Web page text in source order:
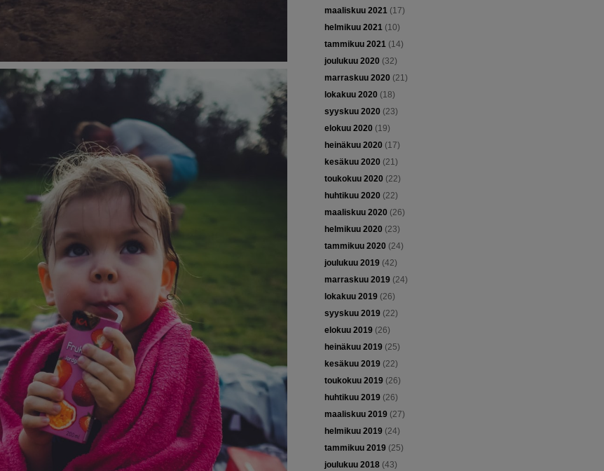
maaliskuu 2021(17)
helmikuu 2021(10)
tammikuu 2021(14)
joulukuu 2020 (32)
marraskuu 2020 (21)
lokakuu 2020 (18)
syyskuu 2020 (23)
elokuu 2020 (19)
heinäkuu 2020 (17)
kesäkuu 2020 (21)
toukokuu 2020 (22)
huhtikuu 2020 (22)
maaliskuu 2020 (26)
helmikuu 2020 (23)
tammikuu 2020 (24)
joulukuu 2019(42)
marraskuu 2019(24)
lokakuu 2019(26)
syyskuu 2019(22)
elokuu 2019(26)
heinäkuu 2019(25)
kesäkuu 2019(22)
toukokuu 2019(26)
huhtikuu 2019(26)
maaliskuu 2019(27)
helmikuu 2019(24)
tammikuu 2019(25)
joulukuu 2018(43)